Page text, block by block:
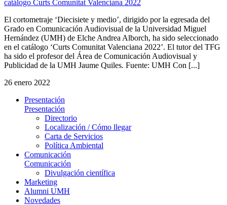
catálogo Curts Comunitat Valenciana 2022
El cortometraje ‘Diecisiete y medio’, dirigido por la egresada del
Grado en Comunicación Audiovisual de la Universidad Miguel
Hernández (UMH) de Elche Andrea Alborch, ha sido seleccionado
en el catálogo ‘Curts Comunitat Valenciana 2022’. El tutor del TFG
ha sido el profesor del Área de Comunicación Audiovisual y
Publicidad de la UMH Jaume Quiles. Fuente: UMH Con [...]
26 enero 2022
Presentación
Presentación
Directorio
Localización / Cómo llegar
Carta de Servicios
Política Ambiental
Comunicación
Comunicación
Divulgación científica
Marketing
Alumni UMH
Novedades